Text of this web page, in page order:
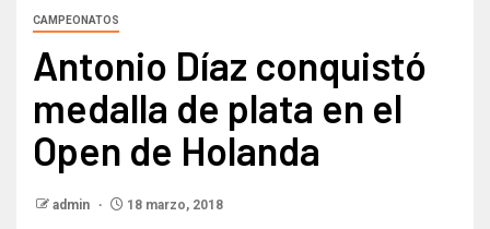
CAMPEONATOS
Antonio Díaz conquistó
medalla de plata en el
Open de Holanda
admin 18 marzo, 2018